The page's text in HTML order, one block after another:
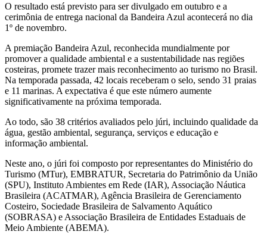
O resultado está previsto para ser divulgado em outubro e a
cerimônia de entrega nacional da Bandeira Azul acontecerá no dia
1º de novembro.
A premiação Bandeira Azul, reconhecida mundialmente por
promover a qualidade ambiental e a sustentabilidade nas regiões
costeiras, promete trazer mais reconhecimento ao turismo no Brasil.
Na temporada passada, 42 locais receberam o selo, sendo 31 praias
e 11 marinas. A expectativa é que este número aumente
significativamente na próxima temporada.
Ao todo, são 38 critérios avaliados pelo júri, incluindo qualidade da
água, gestão ambiental, segurança, serviços e educação e
informação ambiental.
Neste ano, o júri foi composto por representantes do Ministério do
Turismo (MTur), EMBRATUR, Secretaria do Patrimônio da União
(SPU), Instituto Ambientes em Rede (IAR), Associação Náutica
Brasileira (ACATMAR), Agência Brasileira de Gerenciamento
Costeiro, Sociedade Brasileira de Salvamento Aquático
(SOBRASA) e Associação Brasileira de Entidades Estaduais de
Meio Ambiente (ABEMA).